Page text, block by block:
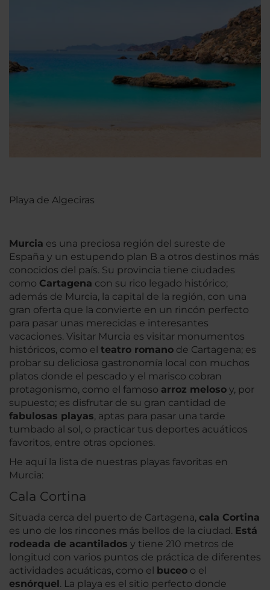
Playa de Algeciras
Murcia es una preciosa región del sureste de
España y un estupendo plan B a otros destinos más
conocidos del país. Su provincia tiene ciudades
como Cartagena con su rico legado histórico;
además de Murcia, la capital de la región, con una
gran oferta que la convierte en un rincón perfecto
para pasar unas merecidas e interesantes
vacaciones. Visitar Murcia es visitar monumentos
históricos, como el teatro romano de Cartagena; es
probar su deliciosa gastronomía local con muchos
platos donde el pescado y el marisco cobran
protagonismo, como el famoso arroz meloso y, por
supuesto; es disfrutar de su gran cantidad de
fabulosas playas, aptas para pasar una tarde
tumbado al sol, o practicar tus deportes acuáticos
favoritos, entre otras opciones.
He aquí la lista de nuestras playas favoritas en
Murcia:
Cala Cortina
Situada cerca del puerto de Cartagena, cala Cortina
es uno de los rincones más bellos de la ciudad. Está
rodeada de acantilados y tiene 210 metros de
longitud con varios puntos de práctica de diferentes
actividades acuáticas, como el buceo o el
esnórquel. La playa es el sitio perfecto donde